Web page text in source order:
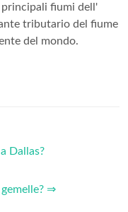
principali fiumi dell'
tributario del fiume
del mondo.
Dallas?
⇒